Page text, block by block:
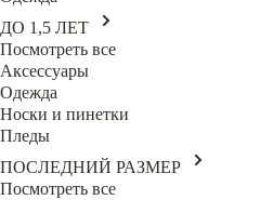
ДО 1,5 ЛЕТ
Посмотреть все
Аксессуары
Одежда
Носки и пинетки
Пледы
ПОСЛЕДНИЙ РАЗМЕР
Посмотреть все